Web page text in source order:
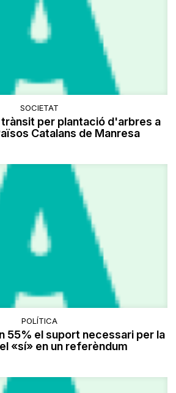
SOCIETAT
per plantació d'arbres a
Catalans de Manresa
POLÍTICA
55% el suport necessari per la
«sí» en un referèndum